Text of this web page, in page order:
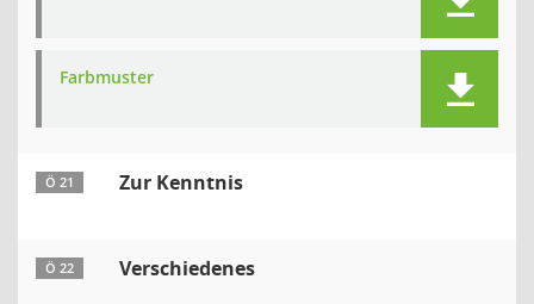
Farbmuster
Ö 21 Zur Kenntnis
Ö 22 Verschiedenes